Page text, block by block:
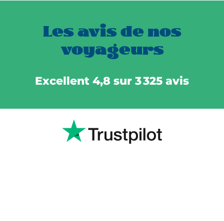
Les avis de nos
voyageurs
Excellent 4,8 sur 3 325 avis